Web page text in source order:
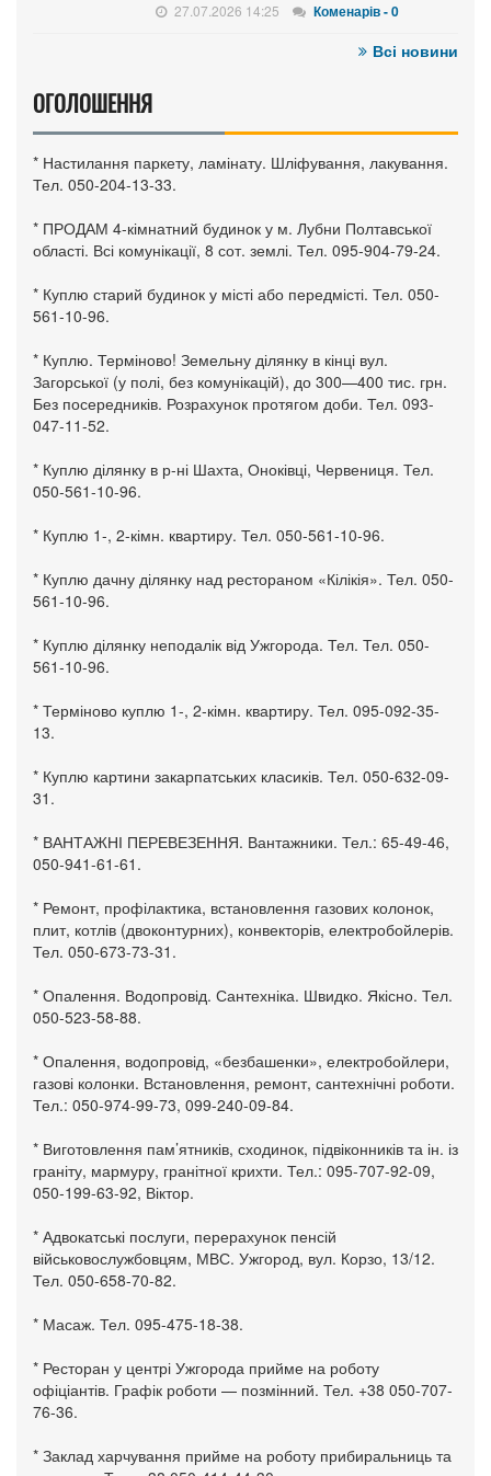
27.07.2026 14:25 Коменарів - 0
Всі новини
ОГОЛОШЕННЯ
* Настилання паркету, ламінату. Шліфування, лакування.
Тел. 050-204-13-33.
* ПРОДАМ 4-кімнатний будинок у м. Лубни Полтавської
області. Всі комунікації, 8 сот. землі. Тел. 095-904-79-24.
* Куплю старий будинок у місті або передмісті. Тел. 050-
561-10-96.
* Куплю. Терміново! Земельну ділянку в кінці вул.
Загорської (у полі, без комунікацій), до 300—400 тис. грн.
Без посередників. Розрахунок протягом доби. Тел. 093-
047-11-52.
* Куплю ділянку в р-ні Шахта, Оноківці, Червениця. Тел.
050-561-10-96.
* Куплю 1-, 2-кімн. квартиру. Тел. 050-561-10-96.
* Куплю дачну ділянку над рестораном «Кілікія». Тел. 050-
561-10-96.
* Куплю ділянку неподалік від Ужгорода. Тел. Тел. 050-
561-10-96.
* Терміново куплю 1-, 2-кімн. квартиру. Тел. 095-092-35-
13.
* Куплю картини закарпатських класиків. Тел. 050-632-09-
31.
* ВАНТАЖНІ ПЕРЕВЕЗЕННЯ. Вантажники. Тел.: 65-49-46,
050-941-61-61.
* Ремонт, профілактика, встановлення газових колонок,
плит, котлів (двоконтурних), конвекторів, електробойлерів.
Тел. 050-673-73-31.
* Опалення. Водопровід. Сантехніка. Швидко. Якісно. Тел.
050-523-58-88.
* Опалення, водопровід, «безбашенки», електробойлери,
газові колонки. Встановлення, ремонт, сантехнічні роботи.
Тел.: 050-974-99-73, 099-240-09-84.
* Виготовлення пам’ятників, сходинок, підвіконників та ін. із
граніту, мармуру, гранітної крихти. Тел.: 095-707-92-09,
050-199-63-92, Віктор.
* Адвокатські послуги, перерахунок пенсій
військовослужбовцям, МВС. Ужгород, вул. Корзо, 13/12.
Тел. 050-658-70-82.
* Масаж. Тел. 095-475-18-38.
* Ресторан у центрі Ужгорода прийме на роботу
офіціантів. Графік роботи — позмінний. Тел. +38 050-707-
76-36.
* Заклад харчування прийме на роботу прибиральниць та